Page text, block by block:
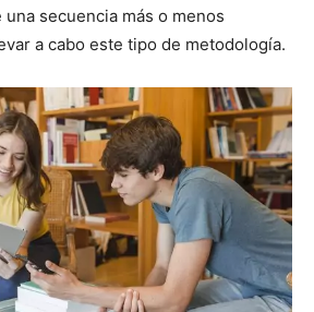
secuencia más o menos
a cabo este tipo de metodología.